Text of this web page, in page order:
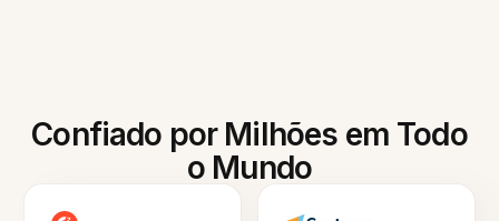
Confiado por Milhões em Todo
o Mundo